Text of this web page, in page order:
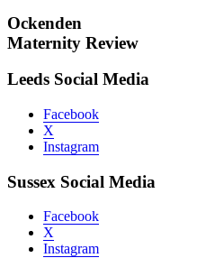
Ockenden
Maternity Review
Leeds Social Media
Facebook
X
Instagram
Sussex Social Media
Facebook
X
Instagram